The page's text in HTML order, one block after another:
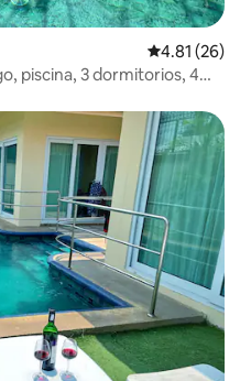
Calificación
4.81 (26)
piscina, 3 dormitorios, 4